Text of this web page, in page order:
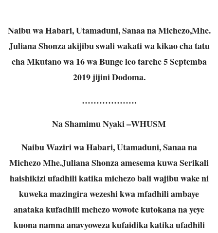
Naibu wa Habari, Utamaduni, Sanaa na Michezo,Mhe.
Juliana Shonza akijibu swali wakati wa kikao cha tatu
cha Mkutano wa 16 wa Bunge leo tarehe 5 Septemba
2019 jijini Dodoma.
……………….
Na Shamimu Nyaki –WHUSM
Naibu Waziri wa Habari, Utamaduni, Sanaa na
Michezo Mhe.Juliana Shonza amesema kuwa Serikali
haishikizi ufadhili katika michezo bali wajibu wake ni
kuweka mazingira wezeshi kwa mfadhili ambaye
anataka kufadhili mchezo wowote kutokana na yeye
kuona namna anavyoweza kufaidika katika ufadhili